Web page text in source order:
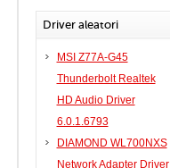
Driver aleatori
MSI Z77A-G45
Thunderbolt Realtek
HD Audio Driver
6.0.1.6793
DIAMOND WL700NXS
Network Adapter Driver